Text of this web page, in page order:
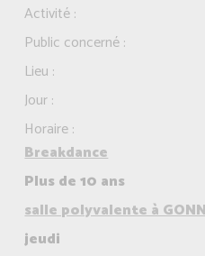
Activité :
Public concerné :
Lieu :
Jour :
Horaire :
Breakdance
Plus de 10 ans
salle polyvalente à
jeudi